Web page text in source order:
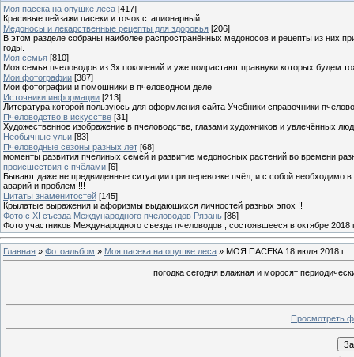
Моя пасека на опушке леса [417]
Красивые пейзажи пасеки и точок стационарный
Медоносы и лекарственные рецепты для здоровья [206]
В этом разделе собраны наиболее распространённых медоносов и рецепты из них
годы.
Моя семья [810]
Моя семья пчеловодов из 3х поколений и уже подрастают правнуки которых будем
Мои фотографии [387]
Мои фотографии и помошники в пчеловодном деле
Источники информации [213]
Литература которой пользуюсь для оформления сайта Учебники справочники
Пчеловодство в искусстве [31]
Художественное изображение в пчеловодстве, глазами художников и увлечённых
Необычные ульи [83]
Пчеловодные сезоны разных лет [68]
моменты развития пчелиных семей и развитие медоносных растений во времени
происшествия с пчёлами [6]
Бывают даже не предвиденные ситуации при перевозке пчёл, и с собой необходимо
аварий и проблем !!!
Цитаты знаменитостей [145]
Крылатые выражения и афоризмы выдающихся личностей разных эпох !!
Фото с XI съезда Международного пчеловодов Рязань [86]
Фото участников Международного съезда пчеловодов , состоявшееся в октябре 2018
Главная » Фотоальбом » Моя пасека на опушке леса » МОЯ ПАСЕКА 18 июля 2018 г
погодка сегодня влажная и моросят
Просмотреть